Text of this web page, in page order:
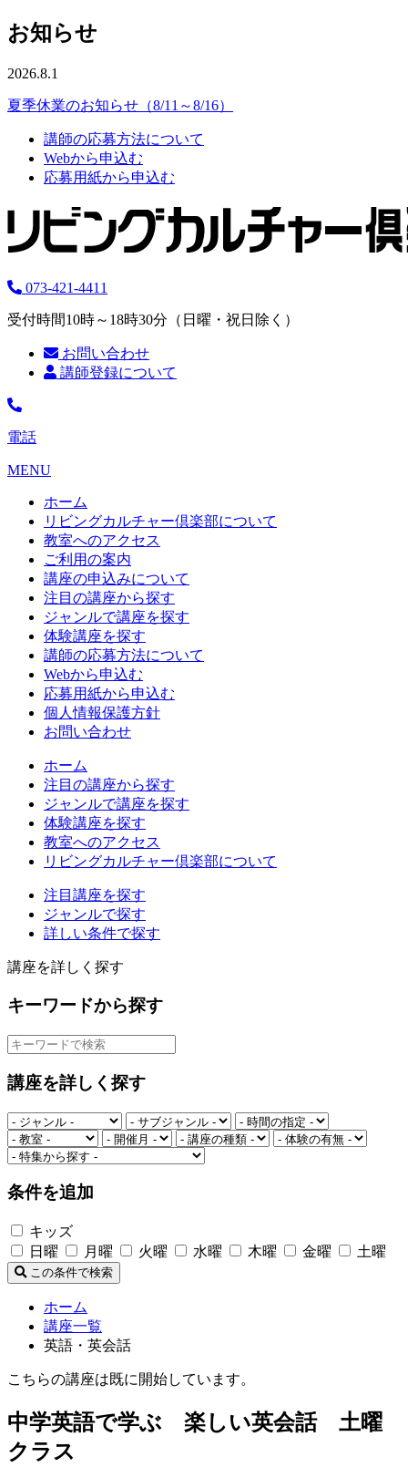
お知らせ
2026.8.1
夏季休業のお知らせ（8/11～8/16）
講師の応募方法について
Webから申込む
応募用紙から申込む
073-421-4411
受付時間10時～18時30分（日曜・祝日除く）
お問い合わせ
講師登録について
電話
MENU
ホーム
リビングカルチャー倶楽部について
教室へのアクセス
ご利用の案内
講座の申込みについて
注目の講座から探す
ジャンルで講座を探す
体験講座を探す
講師の応募方法について
Webから申込む
応募用紙から申込む
個人情報保護方針
お問い合わせ
ホーム
注目の講座から探す
ジャンルで講座を探す
体験講座を探す
教室へのアクセス
リビングカルチャー倶楽部について
注目講座を探す
ジャンルで探す
詳しい条件で探す
講座を詳しく探す
キーワードから探す
講座を詳しく探す
条件を追加
キッズ
日曜
月曜 火曜 水曜 木曜 金曜 土曜
この条件で検索
ホーム
講座一覧
英語・英会話
こちらの講座は既に開始しています。
中学英語で学ぶ 楽しい英会話 土曜
クラス